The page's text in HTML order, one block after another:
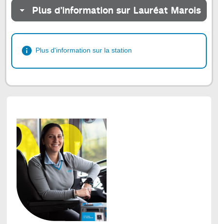
Plus d’information sur Lauréat Marois
Plus d'information sur la station